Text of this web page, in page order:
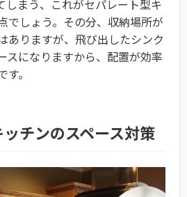
しまう、これがセパレート型キ
でしょう。その分、収納場所が
ありますが、飛び出したシンク
スになりますから、配置が効率
。
チンのスペース対策